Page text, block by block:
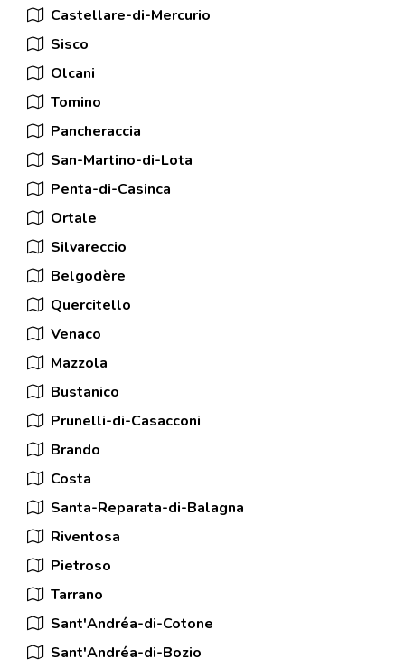
Castellare-di-Mercurio
Sisco
Olcani
Tomino
Pancheraccia
San-Martino-di-Lota
Penta-di-Casinca
Ortale
Silvareccio
Belgodère
Quercitello
Venaco
Mazzola
Bustanico
Prunelli-di-Casacconi
Brando
Costa
Santa-Reparata-di-Balagna
Riventosa
Pietroso
Tarrano
Sant'Andréa-di-Cotone
Sant'Andréa-di-Bozio